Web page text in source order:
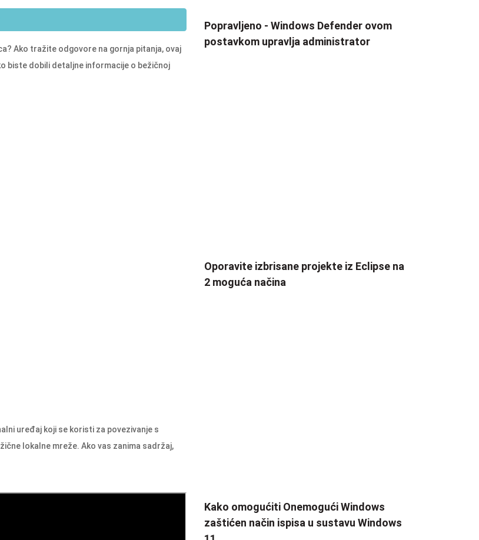
Ako tražite odgovore na gornja pitanja, ovaj
biste dobili detaljne informacije o bežičnoj
uređaj koji se koristi za povezivanje s
lokalne mreže. Ako vas zanima sadržaj,
Popravljeno - Windows Defender ovom
postavkom upravlja administrator
Oporavite izbrisane projekte iz Eclipse na
2 moguća načina
Kako omogućiti Onemogući Windows
zaštićen način ispisa u sustavu Windows